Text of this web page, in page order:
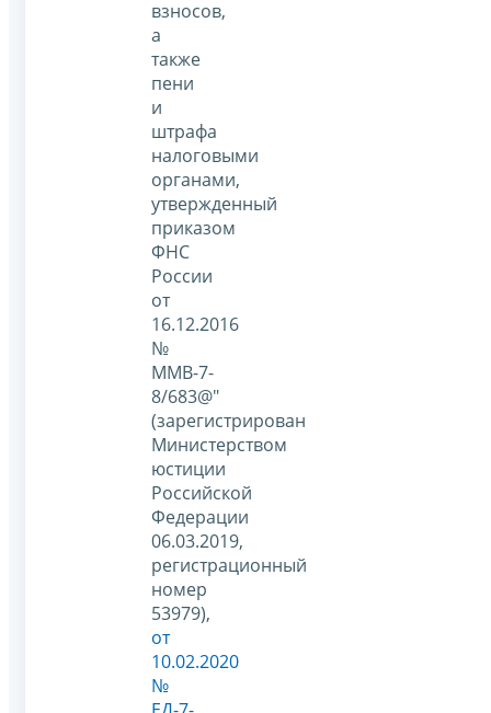
взносов,
а
также
пени
и
штрафа
налоговыми
органами,
утвержденный
приказом
ФНС
России
от
16.12.2016
№
ММВ-7-
8/683@"
(зарегистрирован
Министерством
юстиции
Российской
Федерации
06.03.2019,
регистрационный
номер
53979),
от
10.02.2020
№